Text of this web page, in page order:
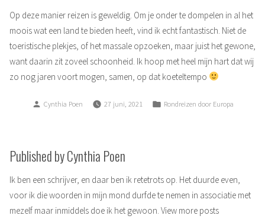
Op deze manier reizen is geweldig. Om je onder te dompelen in al het
moois wat een land te bieden heeft, vind ik echt fantastisch. Niet de
toeristische plekjes, of het massale opzoeken, maar juist het gewone,
want daarin zit zoveel schoonheid. Ik hoop met heel mijn hart dat wij
zo nog jaren voort mogen, samen, op dat koeteltempo
Posted
Cynthia Poen 27 juni, 2021
Posted
Rondreizen door Europa
Published by Cynthia Poen
Ik ben een schrijver, en daar ben ik retetrots op. Het duurde even,
voor ik die woorden in mijn mond durfde te nemen in associatie met
mezelf maar inmiddels doe ik het gewoon. View more posts